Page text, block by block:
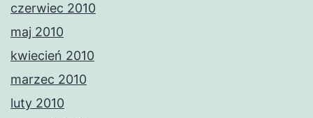
czerwiec 2010
maj 2010
kwiecień 2010
marzec 2010
luty 2010